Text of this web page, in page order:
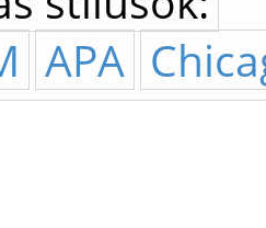
APA